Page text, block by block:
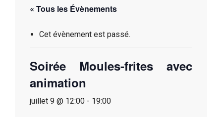
« Tous les Évènements
Cet évènement est passé.
Soirée Moules-frites avec
animation
juillet 9 @ 12:00 - 19:00